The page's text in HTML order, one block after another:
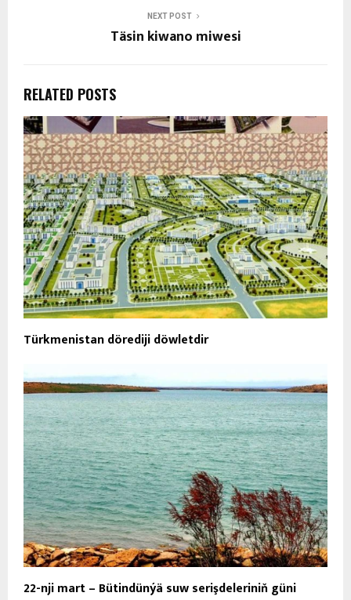
NEXT POST
Täsin kiwano miwesi
RELATED POSTS
Türkmenistan dörediji döwletdir
22-nji mart – Bütindünýä suw serişdeleriniň güni